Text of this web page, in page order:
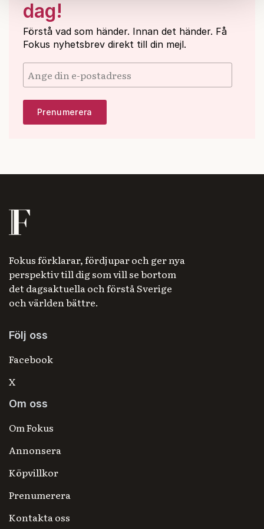
samlat in när du har använt deras tjänster.
Om du vill läsa mer om hur vi hanterar personuppgifter
kan du göra dethär
dag!
Förstå vad som händer. Innan det händer. Få
Fokus nyhetsbrev direkt till din mejl.
Fokus förklarar, fördjupar och ger nya
perspektiv till dig som vill se bortom
det dagsaktuella och förstå Sverige
och världen bättre.
Följ oss
Facebook
X
Om oss
Om Fokus
Annonsera
Köpvillkor
Prenumerera
Kontakta oss